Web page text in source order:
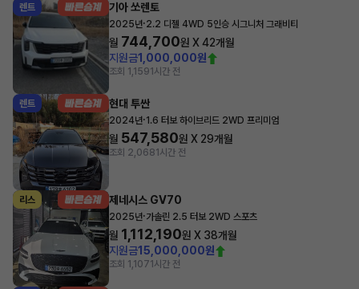
렌트 기아 쏘렌토
2025년·2.2 디젤 4WD 5인승 시그니처 그래비티
월 744,700원 X42개월
지원금1,000,000원
조회 1,1591시간 전
렌트 현대 투싼
2024년·1.6 터보 하이브리드 2WD 프리미엄
월 547,580원 X 29개월
조회 2,0681시간 전
리스 제네시스 GV70
2025년·가솔린 2.5 터보 2WD 스포츠
월 1,112,190원 X 38개월
지원금15,000,000원
조회 1,1071시간 전